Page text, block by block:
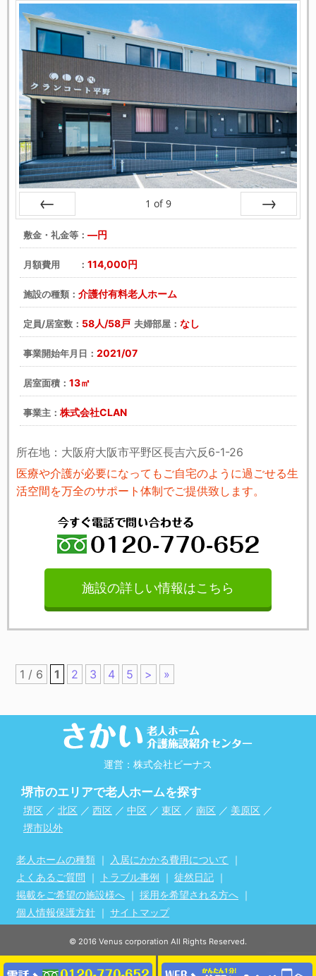
戻る
1 of 9
敷金・礼金等： ―円
月額費用 ： 114,000円
施設の種類： 介護付有料老人ホーム
定員/居室数： 58人/58戸 夫婦部屋： なし
事業開始年月日： 2021/07
居室面積： 13㎡
事業主： 株式会社CLAN
所在地：大阪府大阪市平野区長吉六反6-1-26
医療や介護が必要になってもご自宅のように過ごせる生
活空間を万全のサポート体制でご提供致します。
施設の詳しい情報はこちら
1 / 6 1 2 3 4 5 > »
運営：株式会社ビーナス
堺市のエリアで老人ホームを探す
堺区 ／ 北区 ／ 西区 ／ 中区 ／ 東区 ／ 南区 ／ 美原区 ／
堺市以外
老人ホームの種類 ｜ 入居にかかる費用について
｜
よくあるご質問 ｜ トラブル事例 ｜ 徒然日記 ｜
掲載をご希望の施設様へ ｜ 採用を希望される方へ ｜
個人情報保護方針 ｜ サイトマップ
© 2016 Venus corporation All Rights Reserved.